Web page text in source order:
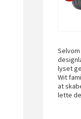
lyset
Wit
at
lette